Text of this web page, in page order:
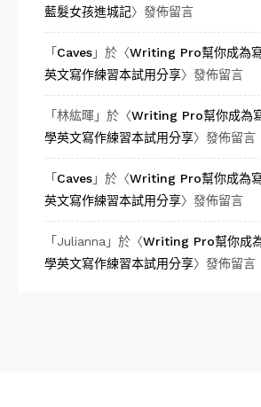
藍髮女孩進城記〉發佈留言
「Caves」於〈Writing Pro幫你成為
英文寫作練習本試用分享〉發佈留言
「林紘暉 」於〈Writing Pro幫你成為
學英文寫作練習本試用分享〉發佈留言
「Caves」於〈Writing Pro幫你成為
英文寫作練習本試用分享〉發佈留言
「Julianna 」於〈Writing Pro幫你成
學英文寫作練習本試用分享〉發佈留言